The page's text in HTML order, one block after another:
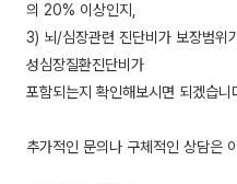
의 20% 이상인지,
3) 뇌/심장관련 진단비가 보장범위
성심장질환진단비가
포함되는지 확인해보시면 되겠습니